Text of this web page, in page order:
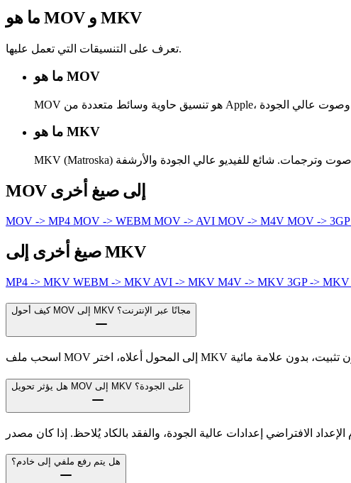
ما هو MOV و MKV
تعرف على التنسيقات التي تعمل عليها.
ما هو MOV
ما هو MKV
MOV إلى صيغ أخرى
MOV -> MP4 MOV -> WEBM MOV -> AVI MOV -> M4V MOV -> 3GP
صيغ أخرى إلى MKV
MP4 -> MKV WEBM -> MKV AVI -> MKV M4V -> MKV 3GP -> MKV
كيف أحول MOV إلى MKV مجانًا عبر الإنترنت؟
هل يؤثر تحويل MOV إلى MKV على الجودة؟
هل يتم رفع ملفي إلى خادم؟